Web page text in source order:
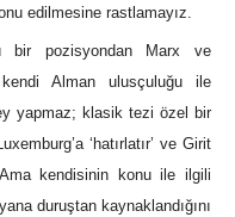
edilmesine rastlamayız.
bir pozisyondan Marx ve
kendi Alman ulusçuluğu ile
yapmaz; klasik tezi özel bir
‘hatırlatır’ ve Girit
kendisinin konu ile ilgili
duruştan kaynaklandığını